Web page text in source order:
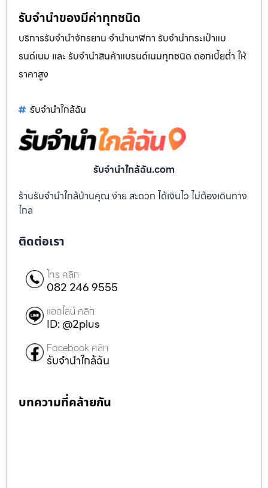
รับจำนำของมีค่าทุกชนิด
บริการรับจำนำจักรยาน จำนำนาฬิกา รับจำนำกระเป๋าแบ
รนด์เนม และ รับจำนำสินค้าแบรนด์เนมทุกชนิด ดอกเบี้ยต่ำ ให้
ราคาสูง
รับจํานําใกล้ฉัน
รับจํานําใกล้ฉัน.com
ร้านรับจำนำใกล้บ้านคุณ ง่าย สะดวก ได้เงินไว ไม่ต้องเดินทาง
ไกล
ติดต่อเรา
โทร คลิก
082 246 9555
แอดไลน์ คลิก
ID: @2plus
Facebook คลิก
รับจำนำใกล้ฉัน
บทความที่คล้ายกัน